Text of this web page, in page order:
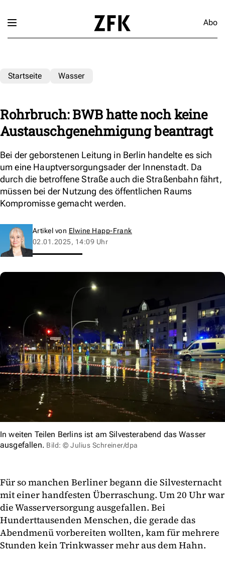
Abo
Startseite Wasser
Rohrbruch: BWB hatte noch keine
Austauschgenehmigung beantragt
Bei der geborstenen Leitung in Berlin handelte es sich
um eine Hauptversorgungsader der Innenstadt. Da
durch die betroffene Straße auch die Straßenbahn fährt,
müssen bei der Nutzung des öffentlichen Raums
Kompromisse gemacht werden.
Artikel von Elwine Happ-Frank
02.01.2025, 14:09 Uhr
In weiten Teilen Berlins ist am Silvesterabend das Wasser
ausgefallen. Bild: © Julius Schreiner/dpa
Für so manchen Berliner begann die Silvesternacht
mit einer handfesten Überraschung. Um 20 Uhr war
die Wasserversorgung ausgefallen. Bei
Hunderttausenden Menschen, die gerade das
Abendmenü vorbereiten wollten, kam für mehrere
Stunden kein Trinkwasser mehr aus dem Hahn.